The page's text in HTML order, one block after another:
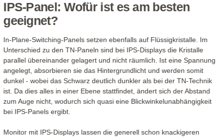
IPS-Panel: Wofür ist es am besten
geeignet?
In-Plane-Switching-Panels setzen ebenfalls auf Flüssigkristalle. Im
Unterschied zu den TN-Paneln sind bei IPS-Displays die Kristalle
parallel übereinander gelagert und nicht räumlich. Ist eine Spannung
angelegt, absorbieren sie das Hintergrundlicht und werden somit
dunkel - wobei das Schwarz deutlich dunkler als bei der TN-Technik
ist. Da dies alles in einer Ebene stattfindet, ändert sich der Abstand
zum Auge nicht, wodurch sich quasi eine Blickwinkelunabhängigkeit
bei IPS-Panels ergibt.
Monitor mit IPS-Displays lassen die generell schon knackigeren